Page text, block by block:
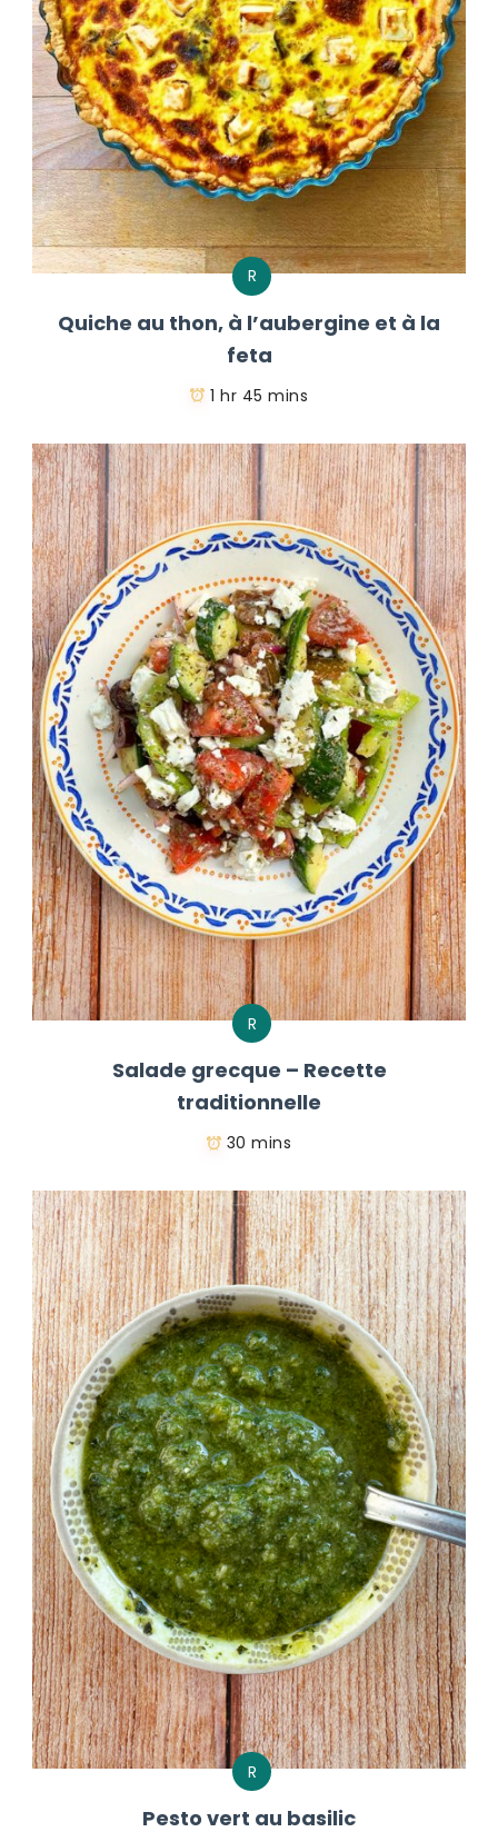
R
Quiche au thon, à l’aubergine et à la
feta
1 hr 45 mins
R
Salade grecque – Recette
traditionnelle
30 mins
R
Pesto vert au basilic